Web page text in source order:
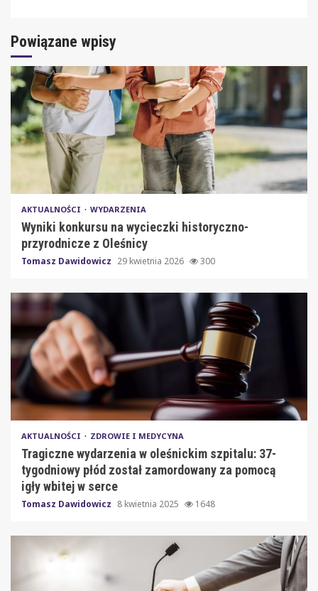
Powiązane wpisy
AKTUALNOŚCI WYDARZENIA
Wyniki konkursu na wycieczki historyczno-
przyrodnicze z Oleśnicy
Tomasz Dawidowicz 29 kwietnia 2026 300
AKTUALNOŚCI ZDROWIE I MEDYCYNA
Tragiczne wydarzenia w oleśnickim szpitalu: 37-
tygodniowy płód został zamordowany za pomocą
igły wbitej w serce
Tomasz Dawidowicz 8 kwietnia 2025 1648